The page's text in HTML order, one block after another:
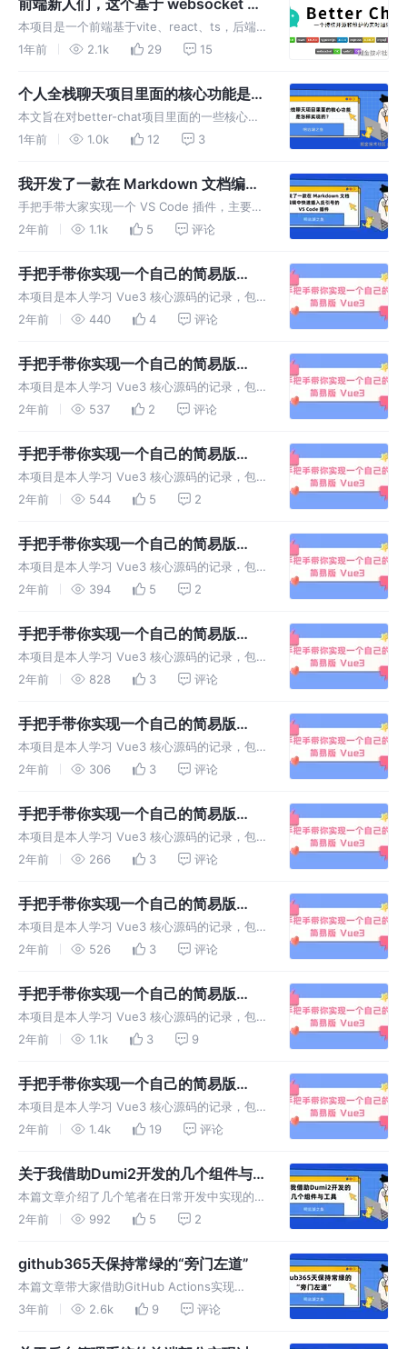
议、webrtc 协议的局域网实时聊天全
栈项目不能错过，支持群聊和群音视
本项目是一个前端基于vite、react、ts，后端
基于express、mysql，并依赖websocket、
续开源和维护。
1年前 2.1k 29 15
个人全栈聊天项目里面的核心功能是怎
样实现的？
本文旨在对better-chat项目里面的一些核心功
能实现进行讲解，便于让读者跟着教程也可以从
1年前 1.0k 12 3
我开发了一款在 Markdown 文档编辑
中快速插入反引号的 VS Code 插件
手把手带大家实现一个 VS Code 插件，主要用
于在 Markdown 文档编辑中快速插入反引号。
2年前 1.1k 5 评论
手把手带你实现一个自己的简易版
Vue3（十）
本项目是本人学习 Vue3 核心源码的记录，包
含简易版 Vue3 的实现代码以及笔记等形式，
2年前 440 4 评论
手把手带你实现一个自己的简易版
Vue3（九）
本项目是本人学习 Vue3 核心源码的记录，包
含简易版 Vue3 的实现代码以及笔记等形式，
2年前 537 2 评论
手把手带你实现一个自己的简易版
Vue3（八）
本项目是本人学习 Vue3 核心源码的记录，包
含简易版 Vue3 的实现代码以及笔记等形式，
2年前 544 5 2
手把手带你实现一个自己的简易版
Vue3（七）
本项目是本人学习 Vue3 核心源码的记录，包
含简易版 Vue3 的实现代码以及笔记等形式，
2年前 394 5 2
手把手带你实现一个自己的简易版
Vue3（六）
本项目是本人学习 Vue3 核心源码的记录，包
含简易版 Vue3 的实现代码以及笔记等形式，
2年前 828 3 评论
手把手带你实现一个自己的简易版
Vue3（五）
本项目是本人学习 Vue3 核心源码的记录，包
含简易版 Vue3 的实现代码以及笔记等形式，
2年前 306 3 评论
手把手带你实现一个自己的简易版
Vue3（四）
本项目是本人学习 Vue3 核心源码的记录，包
含简易版 Vue3 的实现代码以及笔记等形式，
2年前 266 3 评论
手把手带你实现一个自己的简易版
Vue3（三）
本项目是本人学习 Vue3 核心源码的记录，包
含简易版 Vue3 的实现代码以及笔记等形式，
2年前 526 3 评论
手把手带你实现一个自己的简易版
Vue3（二）
本项目是本人学习 Vue3 核心源码的记录，包
含简易版 Vue3 的实现代码以及笔记等形式，
2年前 1.1k 3 9
手把手带你实现一个自己的简易版
Vue3（一）
本项目是本人学习 Vue3 核心源码的记录，包
含简易版 Vue3 的实现代码以及笔记等形式，
2年前 1.4k 19 评论
关于我借助Dumi2开发的几个组件与工
具
本篇文章介绍了几个笔者在日常开发中实现的几
个组件和工具，并通过dumi2将它们整合在了一
己的项目中使用。
2年前 992 5 2
github365天保持常绿的“旁门左道”
本篇文章带大家借助GitHub Actions实现
github每日自动提交的功能，包含前言、项目初
3年前 2.6k 9 评论